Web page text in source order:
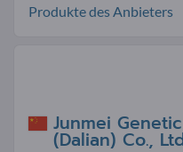
Produkte des Anbieters
Junmei
(Dalian) Co.,